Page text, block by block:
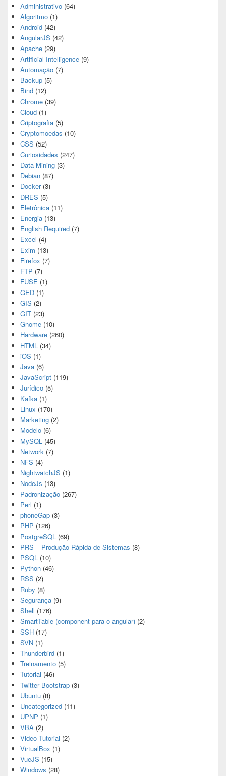
Administrativo (64)
Algoritmo (1)
Android (42)
AngularJS (42)
Apache (29)
Artificial Intelligence (9)
Automação (7)
Backup (5)
Bind (12)
Chrome (39)
Cloud (1)
Criptografia (5)
Cryptomoedas (10)
CSS (52)
Curiosidades (247)
Data Mining (3)
Debian (87)
Docker(3)
DRES (5)
Eletrônica (11)
Energia (13)
English Required (7)
Excel (4)
Exim (13)
Firefox (7)
FTP (7)
FUSE (1)
GED (1)
GIS (2)
GIT (23)
Gnome (10)
Hardware (260)
HTML (34)
iOS (1)
Java (6)
JavaScript (119)
Jurídico (5)
Kafka (1)
Linux (170)
Marketing (2)
Modelo (6)
MySQL (45)
Network (7)
NFS (4)
NightwatchJS (1)
NodeJs (13)
Padronização (267)
Perl (1)
phoneGap (3)
PHP (126)
PostgreSQL (69)
PRS – Produção Rápida de Sistemas (8)
PSQL (10)
Python (46)
RSS (2)
Ruby (8)
Segurança (9)
Shell (176)
SmartTable (component para o angular) (2)
SSH (17)
SVN (1)
Thunderbird (1)
Treinamento (5)
Tutorial (46)
Twitter Bootstrap (3)
Ubuntu (8)
Uncategorized (11)
UPNP (1)
VBA (2)
Video Tutorial (2)
VirtualBox (1)
VueJS (15)
Windows (28)